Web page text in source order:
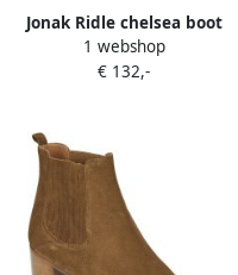
Jonak Ridle chelsea boot
van leer
1 webshop
€ 132,-